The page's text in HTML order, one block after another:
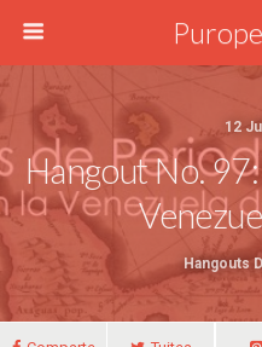
12
Hangout No.
Hangouts